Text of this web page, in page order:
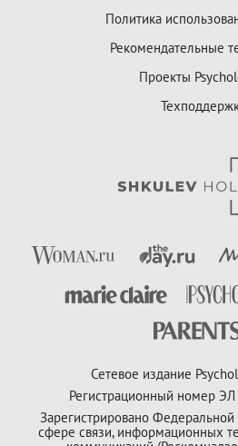
Политика
Рекомендательные
Проекты
Сетевое издание
Регистрационный номер
Зарегистрировано
сфере связи, информационных